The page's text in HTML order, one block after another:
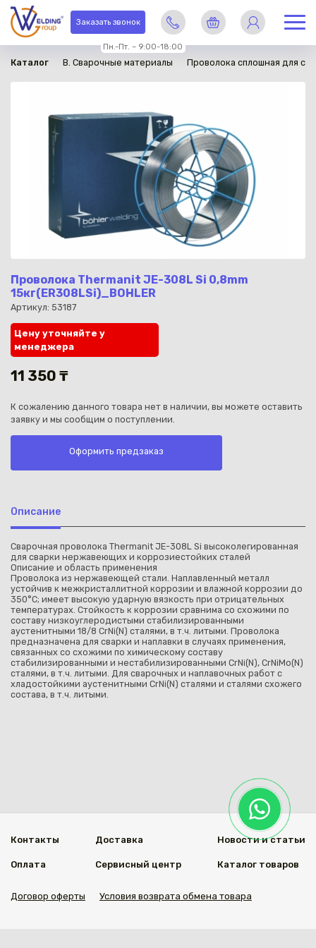
Заказать звонок
Пн.-Пт. – 9:00-18:00
Каз
Каталог B. Сварочные материалы Проволока сплошная для
Проволока Thermanit JE-308L Si 0,8mm
15кг(ER308LSi)_BOHLER
Артикул: 53187
в наличии
Цену уточняйте у
менеджера
11 350 ₸
К сожалению данного товара нет в наличии, вы можете оставить
заявку и мы сообщим о поступлении.
Оформить предзаказ
Описание
Сварочная проволока Thermanit JE-308L Si высоколегированная
для сварки нержавеющих и коррозиестойких сталей
Описание и область применения
Проволока из нержавеющей стали. Наплавленный металл
устойчив к межкристаллитной коррозии и влажной коррозии до
350°С; имеет высокую ударную вязкость при отрицательных
температурах. Стойкость к коррозии сравнима со схожими по
составу низкоуглеродистыми стабилизированными
аустенитными 18/8 CrNi(N) сталями, в т.ч. литыми. Проволока
предназначена для сварки и наплавки в случаях применения,
связанных со схожими по химическому составу
стабилизированными и нестабилизированными CrNi(N), CrNiMo(N)
сталями, в т.ч. литыми. Для сварочных и наплавочных работ с
хладостойкими аустенитными CrNi(N) сталями и сталями схожего
состава, в т.ч. литыми.
Контакты
Оплата
Доставка
Сервисный центр
Новости и статьи
Каталог товаров
Договор оферты Условия возврата обмена товара